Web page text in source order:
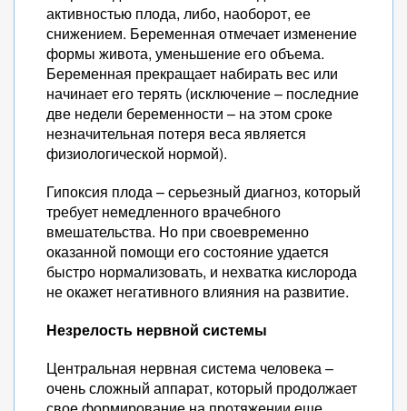
активностью плода, либо, наоборот, ее
снижением. Беременная отмечает изменение
формы живота, уменьшение его объема.
Беременная прекращает набирать вес или
начинает его терять (исключение – последние
две недели беременности – на этом сроке
незначительная потеря веса является
физиологической нормой).
Гипоксия плода – серьезный диагноз, который
требует немедленного врачебного
вмешательства. Но при своевременно
оказанной помощи его состояние удается
быстро нормализовать, и нехватка кислорода
не окажет негативного влияния на развитие.
Незрелость нервной системы
Центральная нервная система человека –
очень сложный аппарат, который продолжает